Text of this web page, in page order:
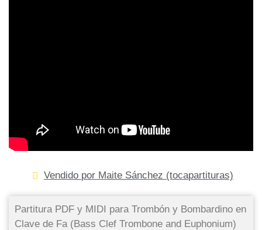
Vendido por Maite Sánchez (tocapartituras)
Partitura PDF y MIDI para Trombón y Bombardino en
Clave de Fa (Bass Clef Trombone and Euphonium)